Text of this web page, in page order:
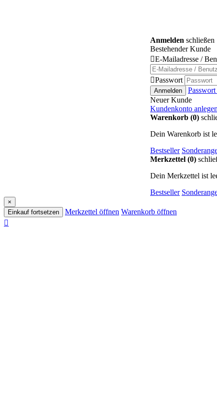
Anmelden schließen
Bestehender Kunde
E-Mailadresse /
Passwort
Anmelden
Passwort
Neuer Kunde
Kundenkonto
Warenkorb (0)
Dein Warenkorb ist
Bestseller
Merkzettel (0)
Dein Merkzettel ist
Bestseller
×
Einkauf fortsetzen
Merkzettel öffnen Warenkorb öffnen
